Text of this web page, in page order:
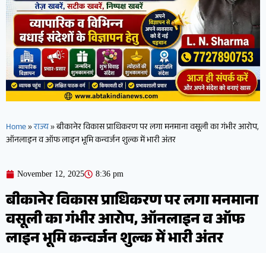
Home»राज्य»बीकानेर विकास प्राधिकरण पर लगा मनमाना वसूली का गंभीर आरोप,
ऑनलाइन व ऑफ लाइन भूमि कन्वर्जन शुल्क में भारी अंतर
November 12, 2025 8:36 pm
बीकानेर विकास प्राधिकरण पर लगा मनमाना
वसूली का गंभीर आरोप, ऑनलाइन व ऑफ
लाइन भूमि कन्वर्जन शुल्क में भारी अंतर